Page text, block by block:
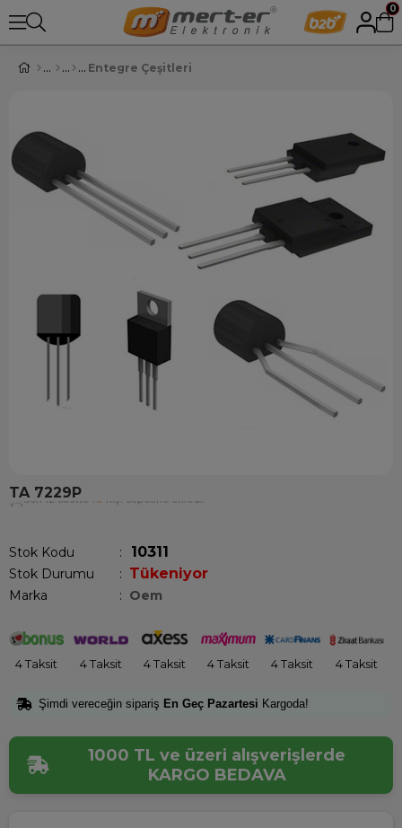
0
Entegre Çeşitleri
TA 7229P
Stok Kodu 10311
Stok Durumu : Tükeniyor
Marka : Oem
4 Taksit 4 Taksit 4 Taksit 4 Taksit 4 Taksit 4 Taksit
Şimdi vereceğin sipariş En Geç Pazartesi Kargoda!
1000 TL ve üzeri alışverişlerde
KARGO BEDAVA